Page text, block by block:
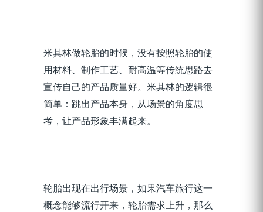
米其林做轮胎的时候，没有按照轮胎的使
用材料、制作工艺、耐高温等传统思路去
宣传自己的产品质量好。米其林的逻辑很
简单：跳出产品本身，从场景的角度思
考，让产品形象丰满起来。
轮胎出现在出行场景，如果汽车旅行这一
概念能够流行开来，轮胎需求上升，那么